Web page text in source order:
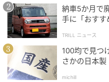
納車5か月で
手に「おすす
TRILL ニュース
100均で見つ
さかの日本
michill